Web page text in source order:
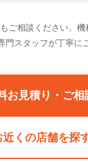
ご相談ください。機
門スタッフが丁寧に
お見積り・ご相
近くの店舗を探